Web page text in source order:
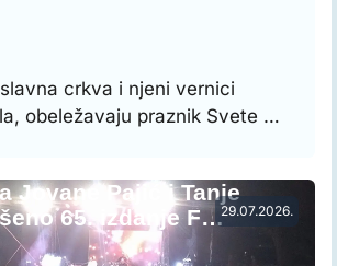
crkva i njeni vernici
obeležavaju praznik Svete …
29.07.2026.
Jovane Pajić i Tanje
65. izdanje F…